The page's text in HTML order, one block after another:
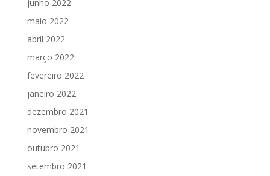
junho 2022
maio 2022
abril 2022
março 2022
fevereiro 2022
janeiro 2022
dezembro 2021
novembro 2021
outubro 2021
setembro 2021